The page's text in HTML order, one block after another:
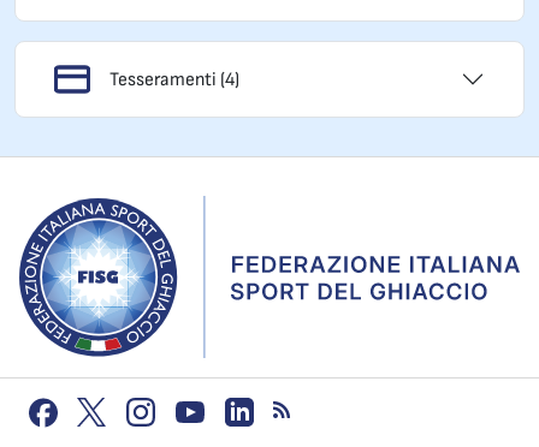
Tesseramenti (4)